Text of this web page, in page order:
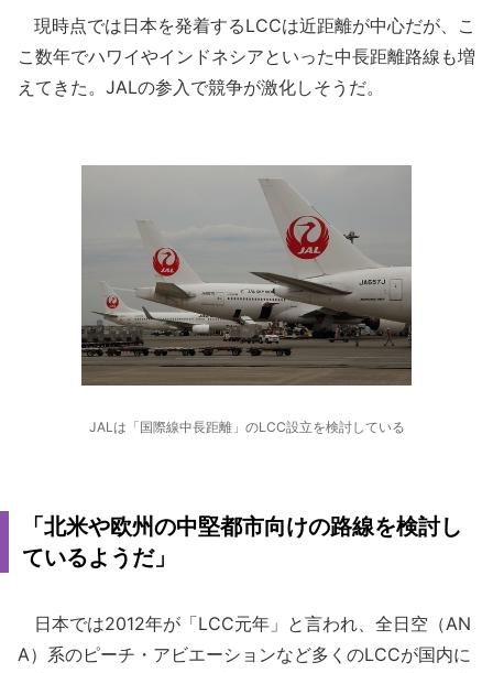
現時点では日本を発着するLCCは近距離が中心だが、こ
こ数年でハワイやインドネシアといった中長距離路線も増
えてきた。JALの参入で競争が激化しそうだ。
JALは「国際線中長距離」のLCC設立を検討している
「北米や欧州の中堅都市向けの路線を検討し
ているようだ」
日本では2012年が「LCC元年」と言われ、全日空（AN
A）系のピーチ・アビエーションなど多くのLCCが国内に